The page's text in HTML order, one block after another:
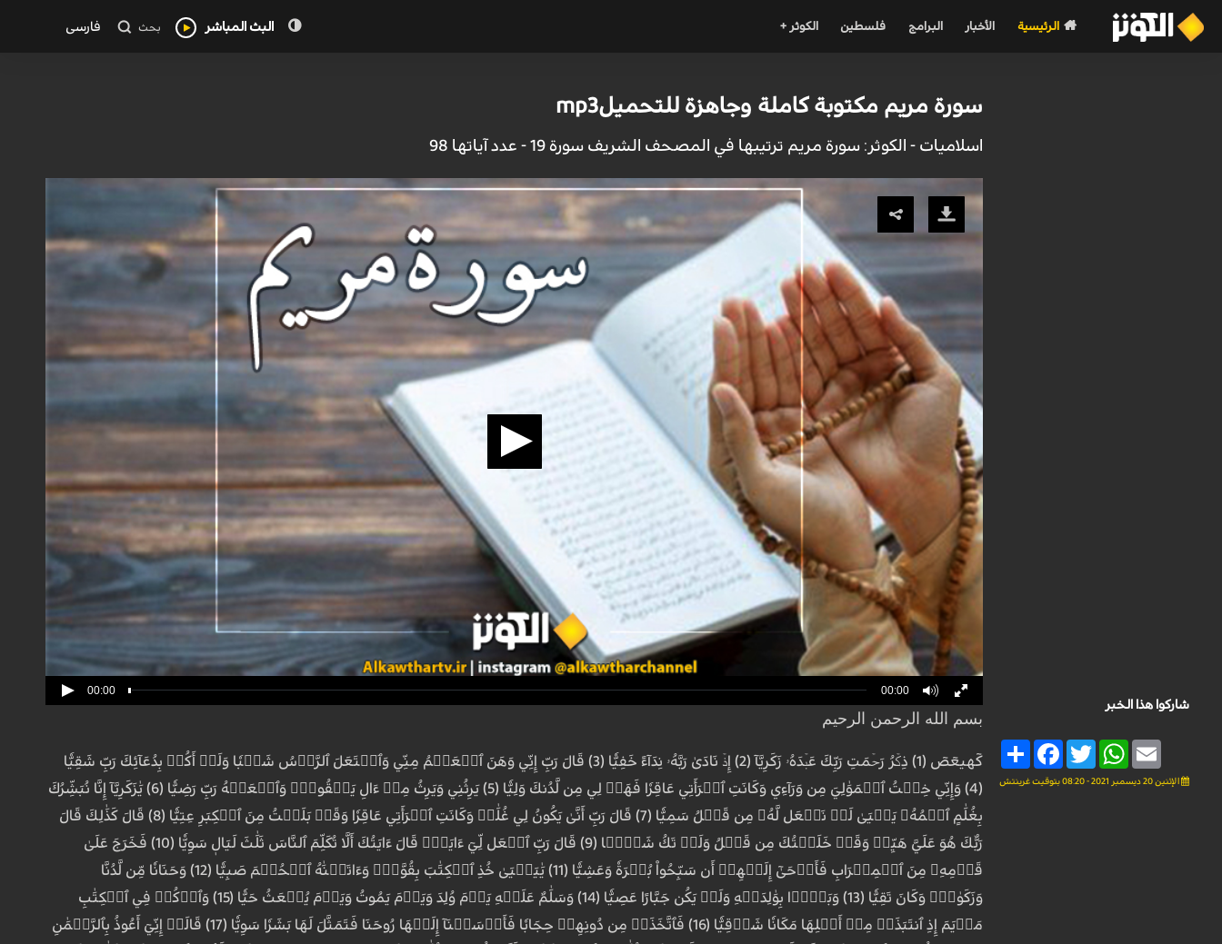
الرئيسية الأخبار البرامج فلسطين الكوثر + البث المباشر بحث فارسی
شاركوا هذا الخبر
Share
FacebookTwitter
WhatsAppEmail
الإثنين 20 ديسمبر 2021 - 08:20 بتوقيت غرينتش
سورة مريم مكتوبة كاملة وجاهزة للتحميلmp3
اسلاميات - الكوثر: سورة مريم ترتيبها في المصحف الشريف سورة 19 - عدد آياتها 98
00:00 00:00
بسم الله الرحمن الرحيم
كٓهيعٓصٓ (1) ذِكۡرُ رَحۡمَتِ رَبِّكَ عَبۡدَهُۥ زَكَرِيَّآ (2) إِذۡ نَادَىٰ رَبَّهُۥ نِدَآءً خَفِيّٗا (3) قَالَ رَبِّ إِنِّي وَهَنَ ٱلۡعَظۡمُ مِنِّي وَٱشۡتَعَلَ ٱلرَّأۡسُ شَيۡبٗا وَلَمۡ أَكُنۢ بِدُعَآئِكَ رَبِّ شَقِيّٗا
(4) وَإِنِّي خِفۡتُ ٱلۡمَوَٰلِيَ مِن وَرَآءِي وَكَانَتِ ٱمۡرَأَتِي عَاقِرٗا فَهَبۡ لِي مِن لَّدُنكَ وَلِيّٗا (5) يَرِثُنِي وَيَرِثُ مِنۡ ءَالِ يَعۡقُوبَۖ وَٱجۡعَلۡهُ رَبِّ رَضِيّٗا (6) يَٰزَكَرِيَّآ إِنَّا نُبَشِّرُكَ
بِغُلَٰمٍ ٱسۡمُهُۥ يَحۡيَىٰ لَمۡ نَجۡعَل لَّهُۥ مِن قَبۡلُ سَمِيّٗا (7) قَالَ رَبِّ أَنَّىٰ يَكُونُ لِي غُلَٰمٞ وَكَانَتِ ٱمۡرَأَتِي عَاقِرٗا وَقَدۡ بَلَغۡتُ مِنَ ٱلۡكِبَرِ عِتِيّٗا (8) قَالَ كَذَٰلِكَ قَالَ
رَبُّكَ هُوَ عَلَيَّ هَيِّنٞ وَقَدۡ خَلَقۡتُكَ مِن قَبۡلُ وَلَمۡ تَكُ شَيۡ‍ٔٗا (9) قَالَ رَبِّ ٱجۡعَل لِّيٓ ءَايَةٗۖ قَالَ ءَايَتُكَ أَلَّا تُكَلِّمَ ٱلنَّاسَ ثَلَٰثَ لَيَالٖ سَوِيّٗا (10) فَخَرَجَ عَلَىٰ
قَوۡمِهِۦ مِنَ ٱلۡمِحۡرَابِ فَأَوۡحَىٰٓ إِلَيۡهِمۡ أَن سَبِّحُواْ بُكۡرَةٗ وَعَشِيّٗا (11) يَٰيَحۡيَىٰ خُذِ ٱلۡكِتَٰبَ بِقُوَّةٖۖ وَءَاتَيۡنَٰهُ ٱلۡحُكۡمَ صَبِيّٗا (12) وَحَنَانٗا مِّن لَّدُنَّا
وَزَكَوٰةٗۖ وَكَانَ تَقِيّٗا (13) وَبَرَّۢا بِوَٰلِدَيۡهِ وَلَمۡ يَكُن جَبَّارًا عَصِيّٗا (14) وَسَلَٰمٌ عَلَيۡهِ يَوۡمَ وُلِدَ وَيَوۡمَ يَمُوتُ وَيَوۡمَ يُبۡعَثُ حَيّٗا (15) وَٱذۡكُرۡ فِي ٱلۡكِتَٰبِ
مَرۡيَمَ إِذِ ٱنتَبَذَتۡ مِنۡ أَهۡلِهَا مَكَانٗا شَرۡقِيّٗا (16) فَٱتَّخَذَتۡ مِن دُونِهِمۡ حِجَابٗا فَأَرۡسَلۡنَآ إِلَيۡهَا رُوحَنَا فَتَمَثَّلَ لَهَا بَشَرٗا سَوِيّٗا (17) قَالَتۡ إِنِّيٓ أَعُوذُ بِٱلرَّحۡمَٰنِ